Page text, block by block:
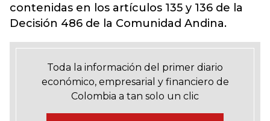
contenidas en los artículos 135 y 136 de la
Decisión 486 de la Comunidad Andina.
Toda la información del primer diario
económico, empresarial y financiero de
Colombia a tan solo un clic